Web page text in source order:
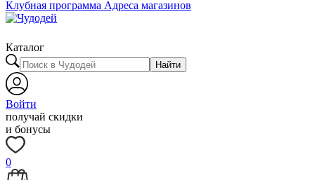
Клубная программа Адреса магазинов
Каталог
Найти
Войти
получай скидки
и бонусы
0